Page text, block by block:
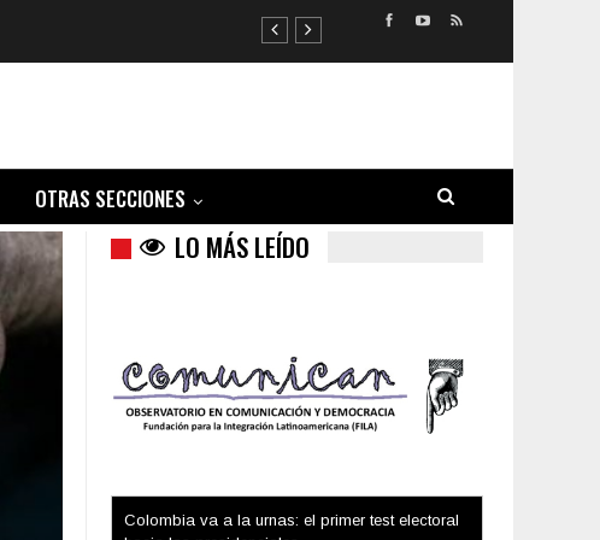
OTRAS SECCIONES
LO MÁS LEÍDO
Trump y las drogas: la viga en los propios ojos